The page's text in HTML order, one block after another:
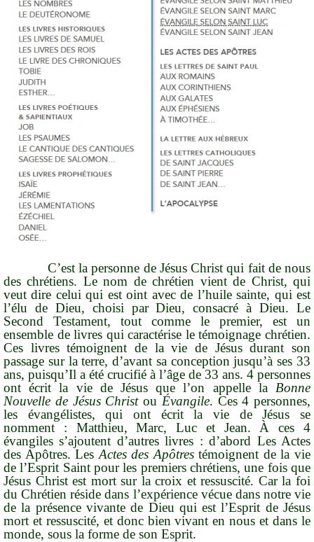
C’est la personne de Jésus Christ qui fait de nous
des chrétiens. Le nom dechrétien vient de Christ, qui
veut dire celui qui est oint avec de l’huile sainte, qui est
l’élu de Dieu, choisi par Dieu, consacré à Dieu. Le
Second Testament, tout comme le premier, est un
ensemble de livres qui caractérise le témoignage chrétien.
Ces livres témoignent de la vie de Jésus durant son
passage sur la terre, d’avant sa conception jusqu’à ses 33
ans, puisqu’Il a été crucifié à l’âge de 33 ans. 4 personnes
ont écrit la vie de Jésus que l’on appelle la Bonne
Nouvelle de Jésus Christou Évangile. Ces 4 personnes,
les évangélistes, qui ont écrit la vie de Jésus se
nomment : Matthieu, Marc, Luc et Jean. À ces 4
évangiles s’ajoutent d’autres livres : d’abord Les Actes
des Apôtres. Les Actes des Apôtrestémoignent de la vie
de l’Esprit Saint pour les premiers chrétiens, une fois que
Jésus Christ est mort sur la croix et ressuscité. Car la foi
du Chrétien réside dans l’expérience vécue dans notre vie
de la présence vivante de Dieu qui est l’Esprit de Jésus
mort et ressuscité, et donc bien vivant en nous et dans le
monde, sous la forme de son Esprit.